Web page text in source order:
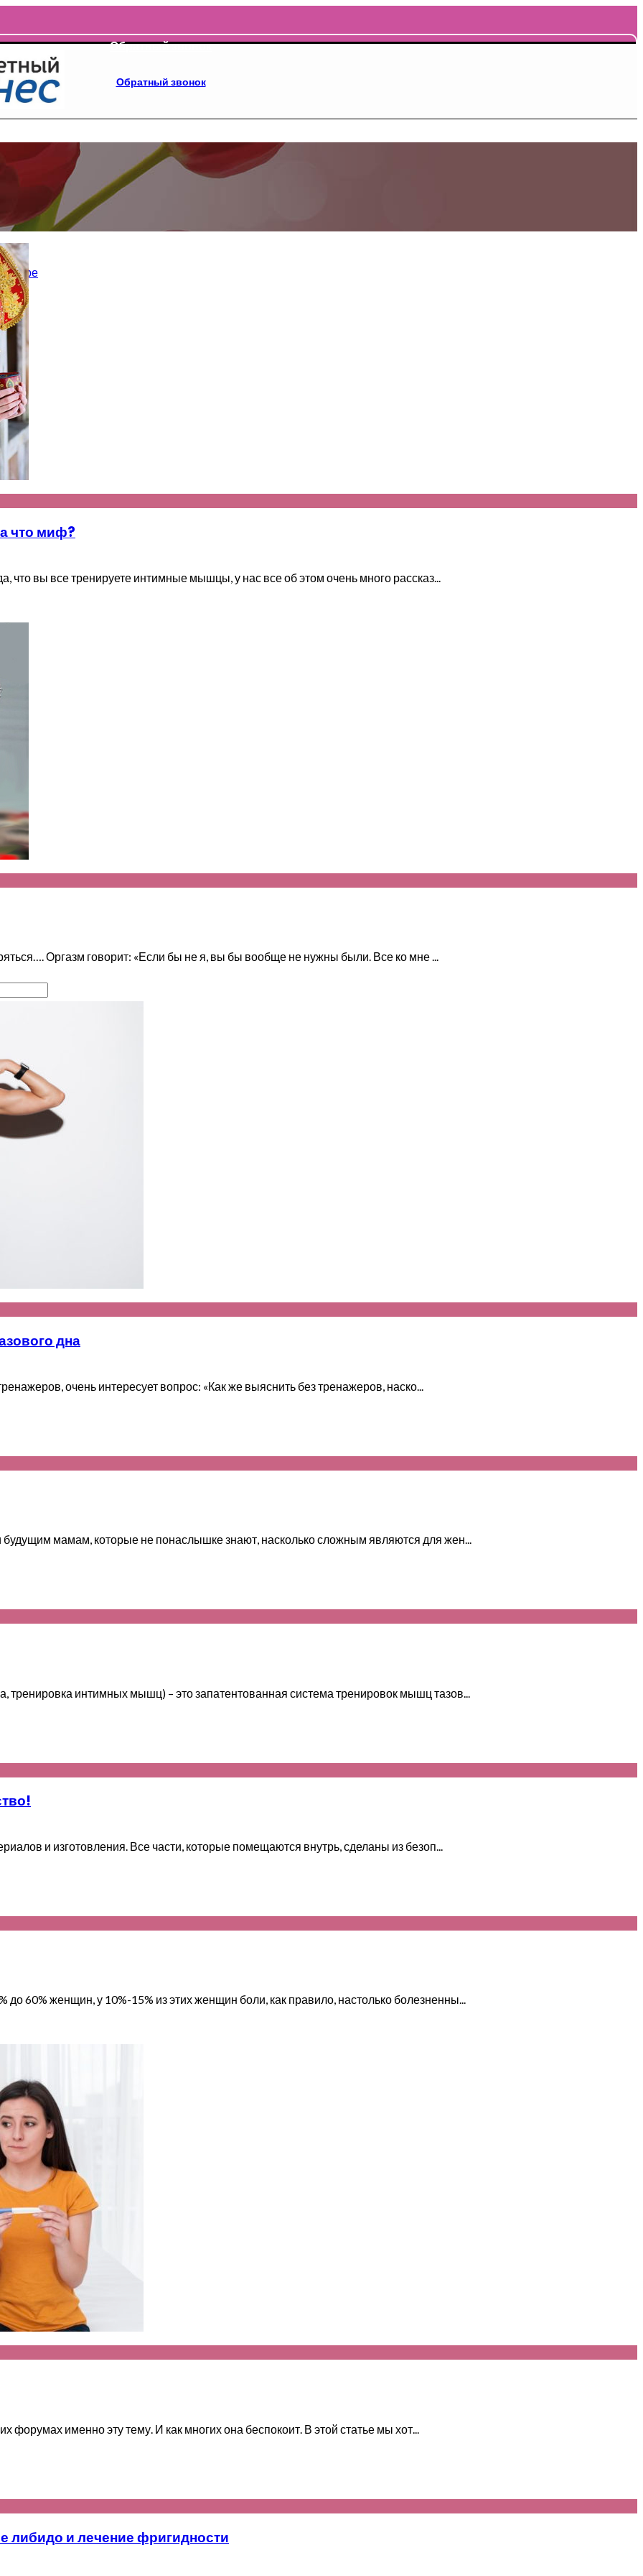
Обратный звонок
Обратный звонок
что миф?
вы все тренируете интимные мышцы, у нас все об этом очень много рассказ...
Оргазм говорит: «Если бы не я, вы бы вообще не нужны были. Все ко мне ...
дна
очень интересует вопрос: «Как же выяснить без тренажеров, наско...
мамам, которые не понаслышке знают, насколько сложным являются для жен...
тренировка интимных мышц) – это запатентованная система тренировок мышц тазов...
и изготовления. Все части, которые помещаются внутрь, сделаны из безоп...
60% женщин, у 10%-15% из этих женщин боли, как правило, настолько болезненны...
форумах именно эту тему. И как многих она беспокоит. В этой статье мы хот...
либидо и лечение фригидности